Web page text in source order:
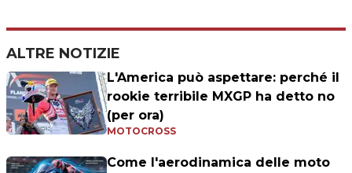
ALTRE NOTIZIE
L'America può aspettare: perché il
rookie terribile MXGP ha detto no
(per ora)
MOTOCROSS
Come l'aerodinamica delle moto